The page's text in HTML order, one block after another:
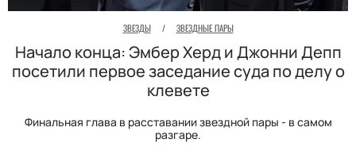
ЗВЕЗДЫ / ЗВЕЗДНЫЕ ПАРЫ
Начало конца: Эмбер Херд и Джонни Депп
посетили первое заседание суда по делу о
клевете
Финальная глава в расставании звездной пары - в самом
разгаре.